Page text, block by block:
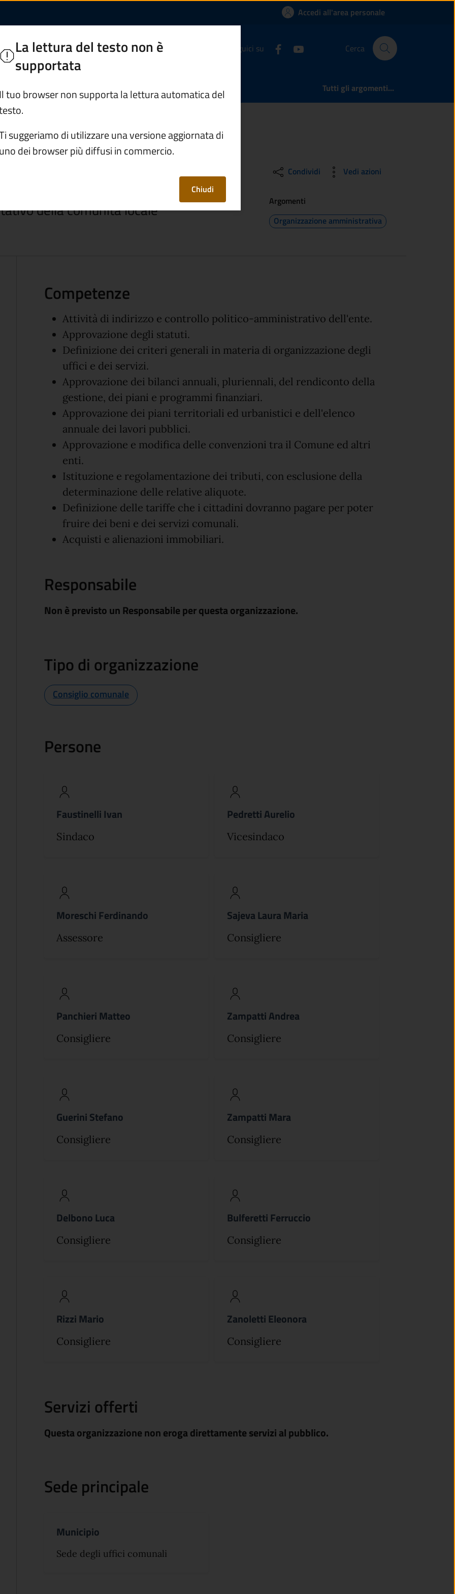
di Ponte di LegnoAccedi all'area personale
Legno Seguici su Cerca
Servizi Vivere Ponte di Legno Tutti gli argomenti...
Consiglio comunale
della comunità locale
Condividi Vedi azioni
La lettura del testo non è
supportata
Il tuo browser non supporta la lettura automatica del
suggeriamo di utilizzare una versione aggiornata di
uno dei browser più diffusi in commercio.
Chiudi
Argomenti
Organizzazione amministrativa
Competenze
Attività di indirizzo e controllo politico-amministrativo dell'ente.
Approvazione degli statuti.
Definizione dei criteri generali in materia di organizzazione degli
uffici e dei servizi.
Approvazione dei bilanci annuali, pluriennali, del rendiconto della
gestione, dei piani e programmi finanziari.
Approvazione dei piani territoriali ed urbanistici e dell'elenco
annuale dei lavori pubblici.
Approvazione e modifica delle convenzioni tra il Comune ed altri
enti.
Istituzione e regolamentazione dei tributi, con esclusione della
determinazione delle relative aliquote.
Definizione delle tariffe che i cittadini dovranno pagare per poter
fruire dei beni e dei servizi comunali.
Acquisti e alienazioni immobiliari.
Responsabile
Non è previsto un Responsabile per questa organizzazione.
Tipo di organizzazione
Consiglio comunale
Persone
Faustinelli Ivan
Sindaco
Pedretti Aurelio
Vicesindaco
Moreschi Ferdinando
Assessore
Sajeva Laura Maria
Consigliere
Panchieri Matteo
Consigliere
Zampatti Andrea
Consigliere
Guerini Stefano
Consigliere
Zampatti Mara
Consigliere
Delbono Luca
Consigliere
Bulferetti Ferruccio
Consigliere
Rizzi Mario
Consigliere
Zanoletti Eleonora
Consigliere
Servizi offerti
Questa organizzazione non eroga direttamente servizi al pubblico.
Sede principale
Municipio
Sede degli uffici comunali